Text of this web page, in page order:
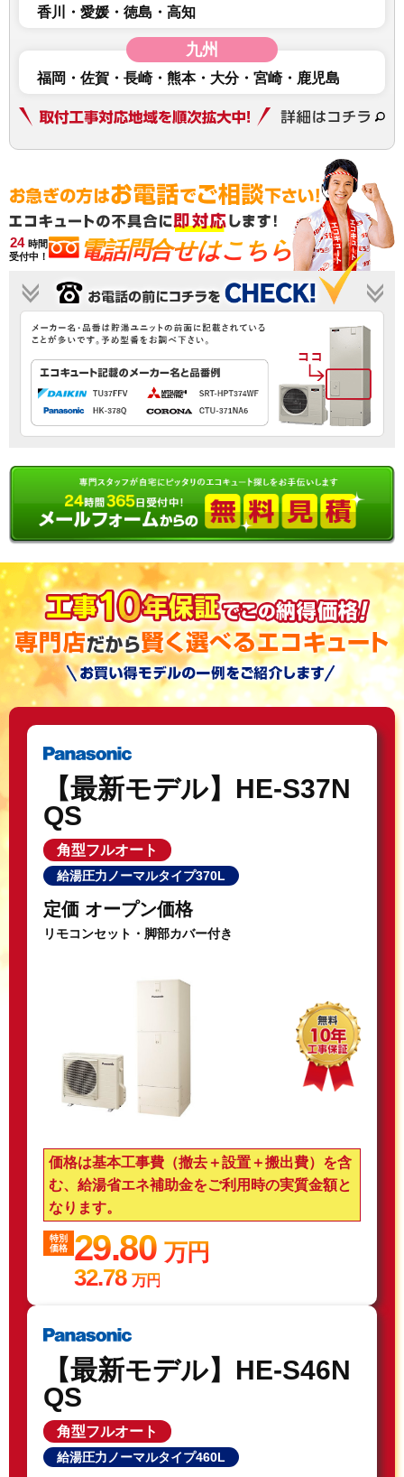
香川 愛媛 徳島 高知
九州
福岡 佐賀 長崎 熊本 大分 宮崎 鹿児島
24 時間
受付中！
電話問合せはこちら
【最新モデル】HE-S37N
QS
角型フルオート
給湯圧力ノーマルタイプ370L
定価 オープン価格
リモコンセット・脚部カバー付き
価格は基本工事費（撤去＋設置＋搬出費）を含
む、給湯省エネ補助金をご利用時の実質金額と
なります。
特別
価格
29.80万円
32.78 万円
【最新モデル】HE-S46N
QS
角型フルオート
給湯圧力ノーマルタイプ460L